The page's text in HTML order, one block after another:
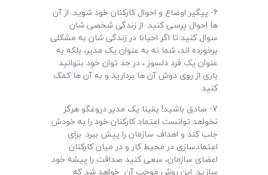
6- پیگیر اوضاع و احوال کارکنان خود شوید. از آن
ها احوال پرسی کنید. از زندگی شخصی شان
سوال کنید تا اگر احیانا در زندگی شان به مشکلی
برخورده اند، شما نه به عنوان یک مدیر، بلکه به
عنوان یک فرد دلسوز ، در حد توان خود بتوانید
باری از روی دوش آن ها بردارید و به آن ها کمک
کنید.
7- صادق باشید! یقینا یک مدیر دروغگو هرگز
نخواهد توانست اعتماد کارکنان خود را به خودش
جلب کند و اهداف سازمان را پیش ببرد. برای
اعتمادسازی در محیط کار و در میان کارکنان
اعضای سازمان، سعی کنید صداقت را پیشه خود
سازید. این روش موجب آن خواهد شد که